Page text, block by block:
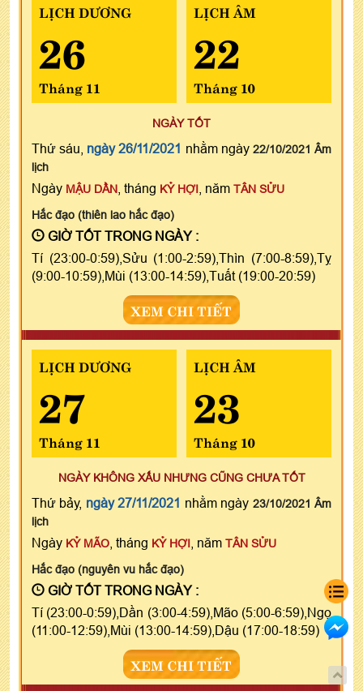
LỊCH DƯƠNG
26
Tháng 11
LỊCH ÂM
22
Tháng 10
NGÀY TỐT
Thứ sáu, ngày 26/11/2021 nhằm ngày 22/10/2021 Âm
lịch
Ngày MẬU DẦN , tháng KỶ HỢI , năm TÂN SỬU
Hắc đạo (thiên lao hắc đạo)
GIỜ TỐT TRONG NGÀY :
Tí (23:00-0:59),Sửu (1:00-2:59),Thìn (7:00-8:59),Tỵ
(9:00-10:59),Mùi (13:00-14:59),Tuất (19:00-20:59)
XEM CHI TIẾT
LỊCH DƯƠNG
27
Tháng 11
LỊCH ÂM
23
Tháng 10
NGÀY KHÔNG XẤU NHƯNG CŨNG CHƯA TỐT
Thứ bảy, ngày 27/11/2021 nhằm ngày 23/10/2021 Âm
lịch
Ngày KỶ MÃO , tháng KỶ HỢI , năm TÂN SỬU
Hắc đạo (nguyên vu hắc đạo)
GIỜ TỐT TRONG NGÀY :
Tí (23:00-0:59),Dần (3:00-4:59),Mão (5:00-6:59),Ngọ
(11:00-12:59),Mùi (13:00-14:59),Dậu (17:00-18:59)
XEM CHI TIẾT